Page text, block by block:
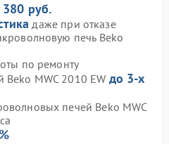
380 руб.
даже при отказе
печь Beko
по ремонту
MWC 2010 EW до 3-х
печей Beko MWC